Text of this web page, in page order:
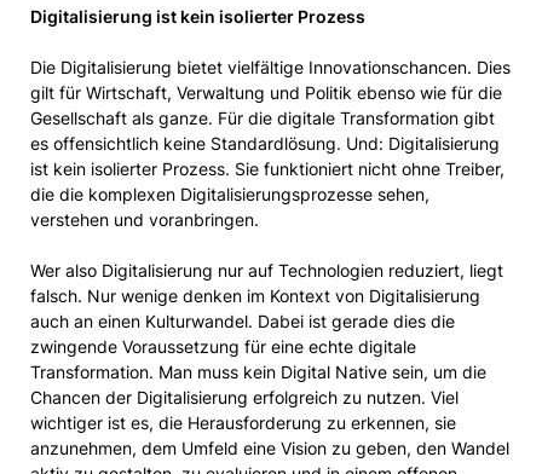
Digitalisierung ist kein isolierter Prozess
Die Digitalisierung bietet vielfältige Innovationschancen. Dies
gilt für Wirtschaft, Verwaltung und Politik ebenso wie für die
Gesellschaft als ganze. Für die digitale Transformation gibt
es offensichtlich keine Standardlösung. Und: Digitalisierung
ist kein isolierter Prozess. Sie funktioniert nicht ohne Treiber,
die die komplexen Digitalisierungsprozesse sehen,
verstehen und voranbringen.
Wer also Digitalisierung nur auf Technologien reduziert, liegt
falsch. Nur wenige denken im Kontext von Digitalisierung
auch an einen Kulturwandel. Dabei ist gerade dies die
zwingende Voraussetzung für eine echte digitale
Transformation. Man muss kein Digital Native sein, um die
Chancen der Digitalisierung erfolgreich zu nutzen. Viel
wichtiger ist es, die Herausforderung zu erkennen, sie
anzunehmen, dem Umfeld eine Vision zu geben, den Wandel